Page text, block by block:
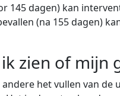
145 dagen) kan
(na 155 dagen)
zien of mijn
het vullen van